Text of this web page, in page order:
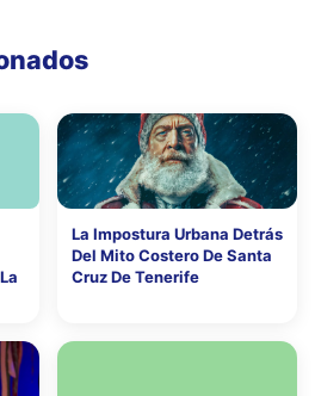
La Impostura Urbana Detrás
Del Mito Costero De Santa
Cruz De Tenerife